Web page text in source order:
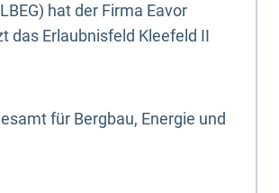
hat der Firma Eavor
das Erlaubnisfeld Kleefeld II
für Bergbau, Energie und